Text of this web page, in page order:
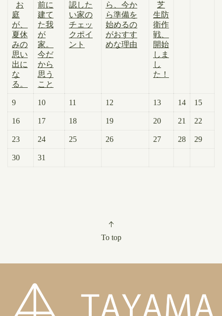
お
庭
が、
夏休
みの
思い
出に
な
る。
前に
建て
た我
が
家。
今だ
から
思う
こと
認した
い家の
チェッ
クポイ
ント
ら、今か
ら準備を
始めるの
がおすす
めな理由
芝
生防
衛作
戦、
開始
しま
し
た！
9 10 11 12 13 14 15
16 17 18 19 20 21 22
23 24 25 26 27 28 29
30 31
To top